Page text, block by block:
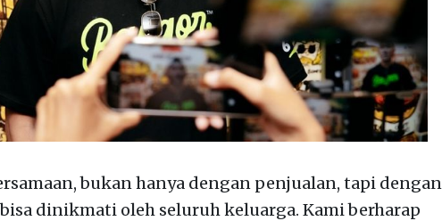
bukan hanya dengan penjualan, tapi dengan
dinikmati oleh seluruh keluarga. Kami berharap